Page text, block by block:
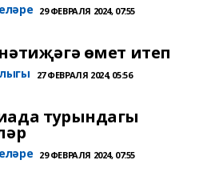
29 ФЕВРАЛЯ 2024, 07:55
өмет итеп
27 ФЕВРАЛЯ 2024, 05:56
турындагы
29 ФЕВРАЛЯ 2024, 07:55